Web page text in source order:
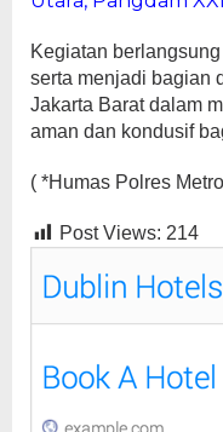
Kegiatan
serta menjadi bagian
Jakarta Barat dalam
aman dan kondusif
( *Humas Polres
Post Views: 214